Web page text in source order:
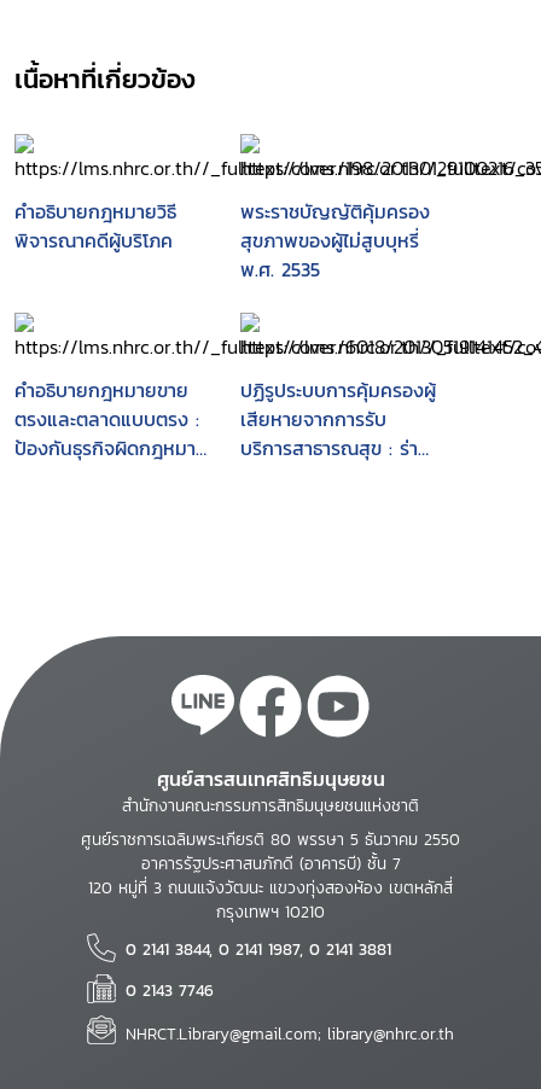
เนื้อหาที่เกี่ยวข้อง
คำอธิบายกฎหมายวิธี
พิจารณาคดีผู้บริโภค
พระราชบัญญัติคุ้มครอง
สุขภาพของผู้ไม่สูบบุหรี่
พ.ศ. 2535
คำอธิบายกฎหมายขาย
ตรงและตลาดแบบตรง :
ป้องกันธุรกิจผิดกฎหมาย
ปฏิรูประบบการคุ้มครองผู้
เสียหายจากการรับ
บริการสาธารณสุข : ร่าง
ศูนย์สารสนเทศสิทธิมนุษยชน
สำนักงานคณะกรรมการสิทธิมนุษยชนแห่งชาติ
ศูนย์ราชการเฉลิมพระเกียรติ 80 พรรษา 5 ธันวาคม 2550
อาคารรัฐประศาสนภักดี (อาคารบี) ชั้น 7
120 หมู่ที่ 3 ถนนแจ้งวัฒนะ แขวงทุ่งสองห้อง เขตหลักสี่
กรุงเทพฯ 10210
0 2141 3844, 0 2141 1987, 0 2141 3881
0 2143 7746
NHRCT.Library@gmail.com; library@nhrc.or.th